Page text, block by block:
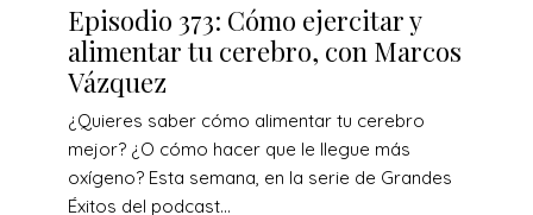
Episodio 373: Cómo ejercitar y
alimentar tu cerebro, con Marcos
Vázquez
¿Quieres saber cómo alimentar tu cerebro
mejor? ¿O cómo hacer que le llegue más
oxígeno? Esta semana, en la serie de Grandes
Éxitos del podcast...